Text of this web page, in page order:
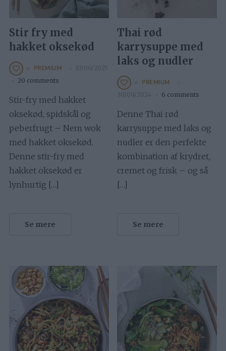
Stir fry med
hakket oksekød
PREMIUM
10/06/2025
20 comments
Stir-fry med hakket
oksekød, spidskål og
peberfrugt – Nem wok
med hakket oksekød.
Denne stir-fry med
hakket oksekød er
lynhurtig […]
Se mere
Thai rød
karrysuppe med
laks og nudler
PREMIUM
30/09/2024 6 comments
Denne Thai rød
karrysuppe med laks og
nudler er den perfekte
kombination af krydret,
cremet og frisk – og så
[…]
Se mere